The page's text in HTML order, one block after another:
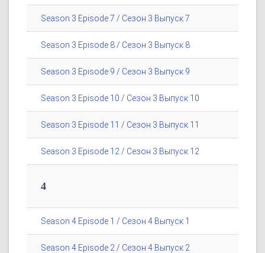
Season 3 Episode 7 / Сезон 3 Выпуск 7
Season 3 Episode 8 / Сезон 3 Выпуск 8
Season 3 Episode 9 / Сезон 3 Выпуск 9
Season 3 Episode 10 / Сезон 3 Выпуск 10
Season 3 Episode 11 / Сезон 3 Выпуск 11
Season 3 Episode 12 / Сезон 3 Выпуск 12
4
Season 4 Episode 1 / Сезон 4 Выпуск 1
Season 4 Episode 2 / Сезон 4 Выпуск 2